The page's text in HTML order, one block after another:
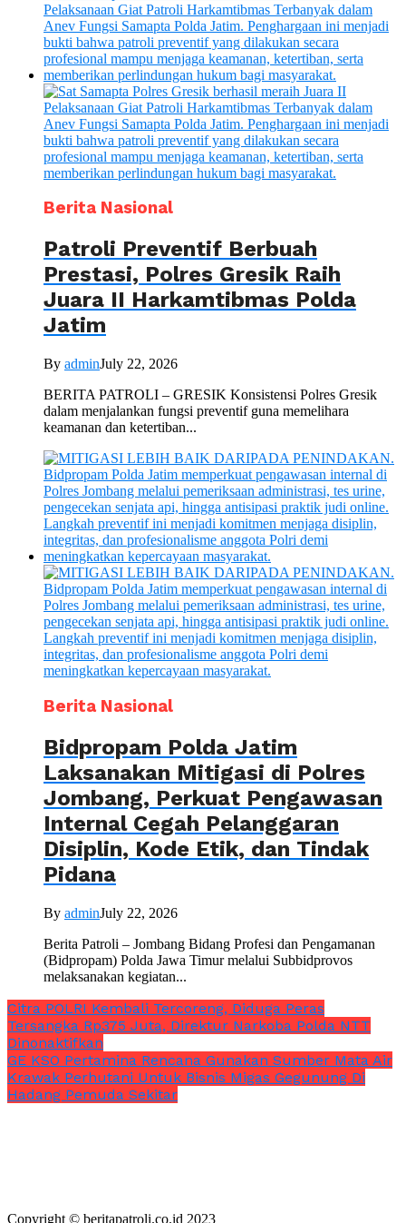
Berita Nasional
Patroli Preventif Berbuah
Prestasi, Polres Gresik Raih
Juara II Harkamtibmas Polda
Jatim
By adminJuly 22, 2026
BERITA PATROLI – GRESIK Konsistensi Polres Gresik
dalam menjalankan fungsi preventif guna memelihara
keamanan dan ketertiban...
Berita Nasional
Bidpropam Polda Jatim
Laksanakan Mitigasi di Polres
Jombang, Perkuat Pengawasan
Internal Cegah Pelanggaran
Disiplin, Kode Etik, dan Tindak
Pidana
By adminJuly 22, 2026
Berita Patroli – Jombang Bidang Profesi dan Pengamanan
(Bidpropam) Polda Jawa Timur melalui Subbidprovos
melaksanakan kegiatan...
Citra POLRI Kembali Tercoreng, Diduga Peras
Tersangka Rp375 Juta, Direktur Narkoba Polda NTT
Dinonaktifkan
GE KSO Pertamina Rencana Gunakan Sumber Mata Air
Krawak Perhutani Untuk Bisnis Migas Gegunung Di
Hadang Pemuda Sekitar
Copyright © beritapatroli.co.id 2023